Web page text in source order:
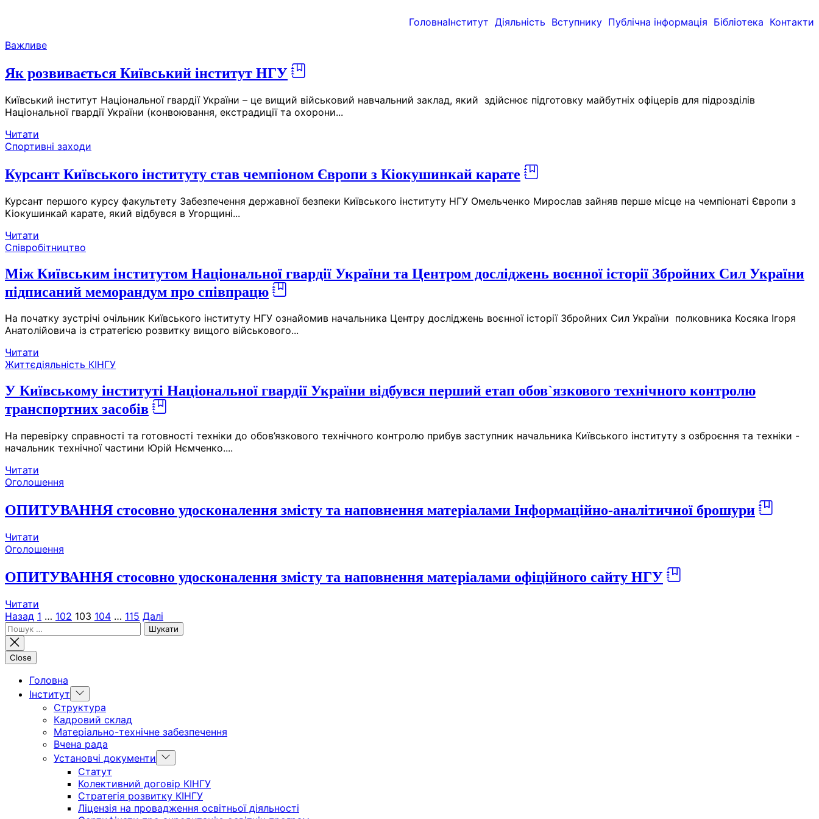
ГоловнаІнститут Діяльність Вступнику Публічна інформація Бібліотека Контакти
Skip
the
content
Важливе
Як розвивається Київський інститут НГУ
Київський інститут Національної гвардії України – це вищий військовий навчальний заклад, який здійснює підготовку майбутніх офіцерів для підрозділів
Національної гвардії України (конвоювання, екстрадиції та охорони...
Читати
Спортивні заходи
Курсант Київського інституту став чемпіоном Європи з Кіокушинкай карате
Курсант першого курсу факультету Забезпечення державної безпеки Київського інституту НГУ Омельченко Мирослав зайняв перше місце на чемпіонаті Європи з
Кіокушинкай карате, який відбувся в Угорщині...
Читати
Співробітництво
Між Київським інститутом Національної гвардії України та Центром досліджень воєнної історії Збройних Сил України
підписаний меморандум про співпрацю
На початку зустрічі очільник Київського інституту НГУ ознайомив начальника Центру досліджень воєнної історії Збройних Сил України полковника Косяка Ігоря
Анатолійовича із стратегією розвитку вищого військового...
Читати
Життєдіяльність КІНГУ
У Київському інституті Національної гвардії України відбувся перший етап обов`язкового технічного контролю
транспортних засобів
На перевірку справності та готовності техніки до обов’язкового технічного контролю прибув заступник начальника Київського інституту з озброєння та техніки -
начальник технічної частини Юрій Нємченко....
Читати
Оголошення
ОПИТУВАННЯ стосовно удосконалення змісту та наповнення матеріалами Інформаційно-аналітичної брошури
Читати
Оголошення
ОПИТУВАННЯ стосовно удосконалення змісту та наповнення матеріалами офіційного сайту НГУ
Читати
Пагінація
записів
Назад 1 … 102 103 104 … 115 Далі
Пошук:
Close
Головна
Інститут
Show
sub
menu
Структура
Кадровий склад
Матеріально-технічне забезпечення
Вчена рада
Установчі документи
Show
sub
Статут
Колективний договір КІНГУ
Стратегія розвитку КІНГУ
Ліцензія на провадження освітньої діяльності